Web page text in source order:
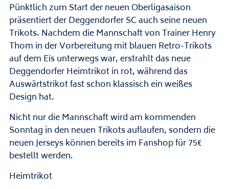
Pünktlich zum Start der neuen Oberligasaison
präsentiert der Deggendorfer SC auch seine neuen
Trikots. Nachdem die Mannschaft von Trainer Henry
Thom in der Vorbereitung mit blauen Retro-Trikots
auf dem Eis unterwegs war, erstrahlt das neue
Deggendorfer Heimtrikot in rot, während das
Auswärtstrikot fast schon klassisch ein weißes
Design hat.
Nicht nur die Mannschaft wird am kommenden
Sonntag in den neuen Trikots auflaufen, sondern die
neuen Jerseys können bereits im Fanshop für 75€
bestellt werden.
Heimtrikot